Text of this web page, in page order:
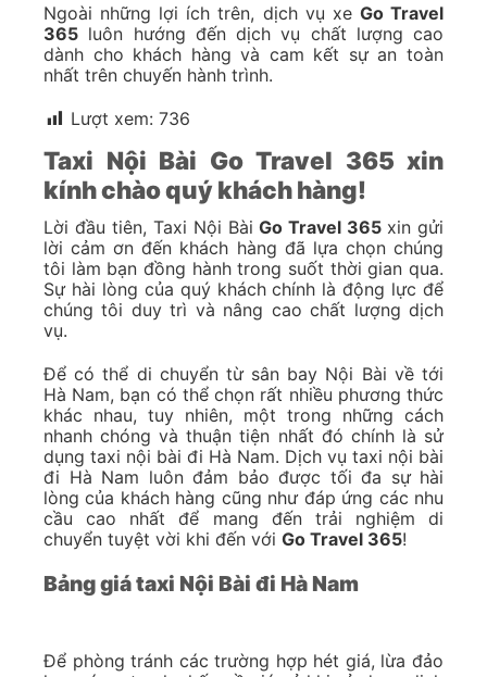
Ngoài những lợi ích trên, dịch vụ xe Go Travel
365 luôn hướng đến dịch vụ chất lượng cao
dành cho khách hàng và cam kết sự an toàn
nhất trên chuyến hành trình.
Lượt xem: 736
Taxi Nội Bài Go Travel 365 xin
kính chào quý khách hàng!
Lời đầu tiên, Taxi Nội BàiGo Travel 365 xin gửi
lời cảm ơn đến khách hàng đã lựa chọn chúng
tôi làm bạn đồng hành trong suốt thời gian qua.
Sự hài lòng của quý khách chính là động lực để
chúng tôi duy trì và nâng cao chất lượng dịch
vụ.
Để có thể di chuyển từ sân bay Nội Bài về tới
Hà Nam, bạn có thể chọn rất nhiều phương thức
khác nhau, tuy nhiên, một trong những cách
nhanh chóng và thuận tiện nhất đó chính là sử
dụng taxi nội bài đi Hà Nam. Dịch vụ taxi nội bài
đi Hà Nam luôn đảm bảo được tối đa sự hài
lòng của khách hàng cũng như đáp ứng các nhu
cầu cao nhất để mang đến trải nghiệm di
chuyển tuyệt vời khi đến với Go Travel 365!
Bảng giá taxi Nội Bài đi Hà Nam
Để phòng tránh các trường hợp hét giá, lừa đảo